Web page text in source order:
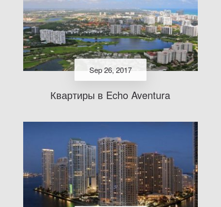
Sep 26, 2017
Квартиры в Echo Aventura